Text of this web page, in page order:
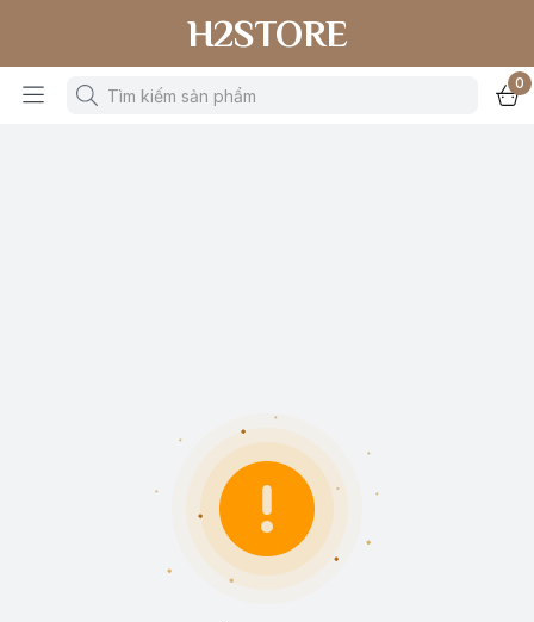
H2STORE
0